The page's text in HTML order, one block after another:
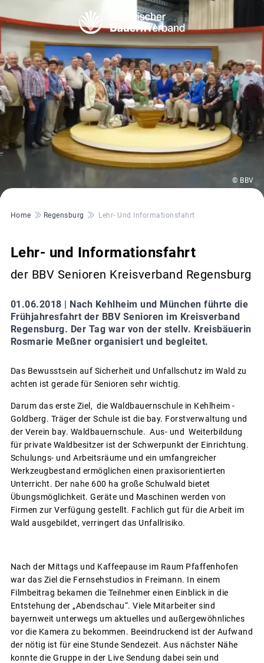
© BBV
Pfadnavigation
Home Regensburg Lehr- Und Informationsfahrt
Lehr- und Informationsfahrt
der BBV Senioren Kreisverband Regensburg
01.06.2018 | Nach Kehlheim und München führte die
Frühjahresfahrt der BBV Senioren im Kreisverband
Regensburg. Der Tag war von der stellv. Kreisbäuerin
Rosmarie Meßner organisiert und begleitet.
Das Bewusstsein auf Sicherheit und Unfallschutz im Wald zu
achten ist gerade für Senioren sehr wichtig.
Darum das erste Ziel, die Waldbauernschule in Kehlheim -
Goldberg. Träger der Schule ist die bay. Forstverwaltung und
der Verein bay. Waldbauernschule. Aus- und Weiterbildung
für private Waldbesitzer ist der Schwerpunkt der Einrichtung.
Schulungs- und Arbeitsräume und ein umfangreicher
Werkzeugbestand ermöglichen einen praxisorientierten
Unterricht. Der nahe 600 ha große Schulwald bietet
Übungsmöglichkeit. Geräte und Maschinen werden von
Firmen zur Verfügung gestellt. Fachlich gut für die Arbeit im
Wald ausgebildet, verringert das Unfallrisiko.
Nach der Mittags und Kaffeepause im Raum Pfaffenhofen
war das Ziel die Fernsehstudios in Freimann. In einem
Filmbeitrag bekamen die Teilnehmer einen Einblick in die
Entstehung der „Abendschau“. Viele Mitarbeiter sind
bayernweit unterwegs um aktuelles und außergewöhnliches
vor die Kamera zu bekommen. Beeindruckend ist der Aufwand
der nötig ist für eine Stunde Sendezeit. Aus nächster Nähe
konnte die Gruppe in der Live Sendung dabei sein und